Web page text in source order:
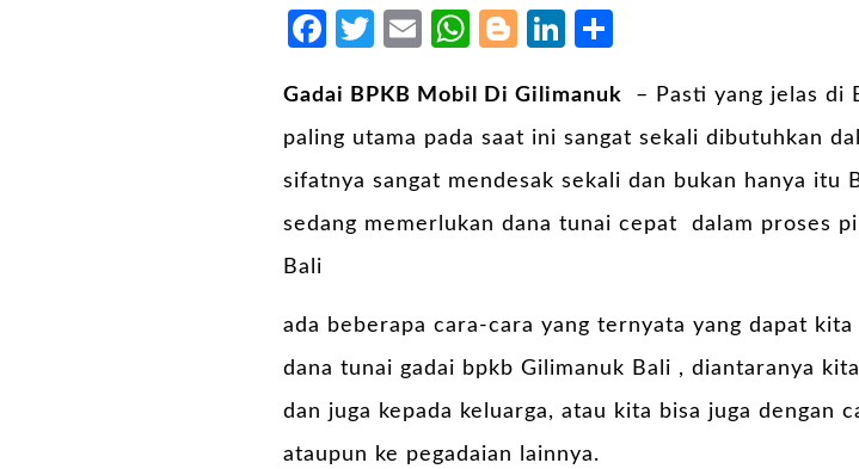
Facebook
Twitter
EmailWhatsApp
Blogger
LinkedIn
Gadai BPKB Mobil Di Gilimanuk
– Pasti yang jelas di
paling utama pada saat ini sangat sekali dibutuhkan
sifatnya sangat mendesak sekali dan bukan hanya itu
sedang memerlukan dana tunai cepat dalam proses
Bali
ada beberapa cara-cara yang ternyata yang dapat
dana tunai gadai bpkb Gilimanuk Bali , diantaranya
dan juga kepada keluarga, atau kita bisa juga dengan
ataupun ke pegadaian lainnya.